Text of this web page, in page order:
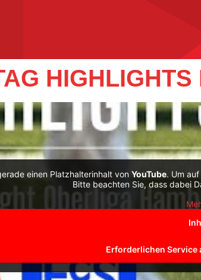
einen Platzhalterinhalt von YouTube. Um
Bitte beachten Sie, dass dabei
Erforderlichen Service